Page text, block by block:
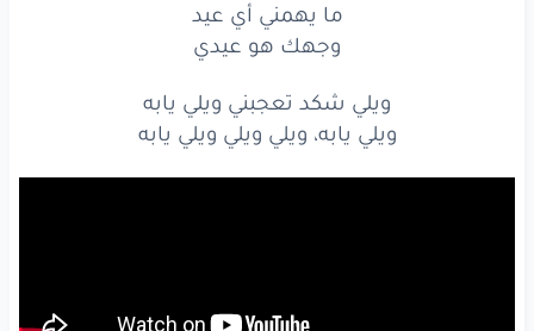
ما يهمني أي عيد
وجهك هو عيدي
ويلي شكد تعجبني ويلي يابه
ويلي يابه، ويلي ويلي ويلي يابه